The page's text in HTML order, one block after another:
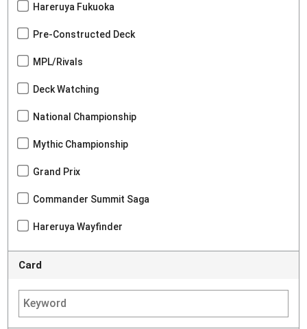
Hareruya Fukuoka
Pre-Constructed Deck
MPL/Rivals
Deck Watching
National Championship
Mythic Championship
Grand Prix
Commander Summit Saga
Hareruya Wayfinder
Card